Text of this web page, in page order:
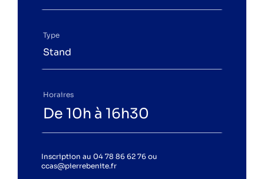
Espace particuliers
Espace professionnels
Type
Stand
Horaires
De 10h à 16h30
Inscription au 04 78 86 62 76 ou
ccas@pierrebenite.fr